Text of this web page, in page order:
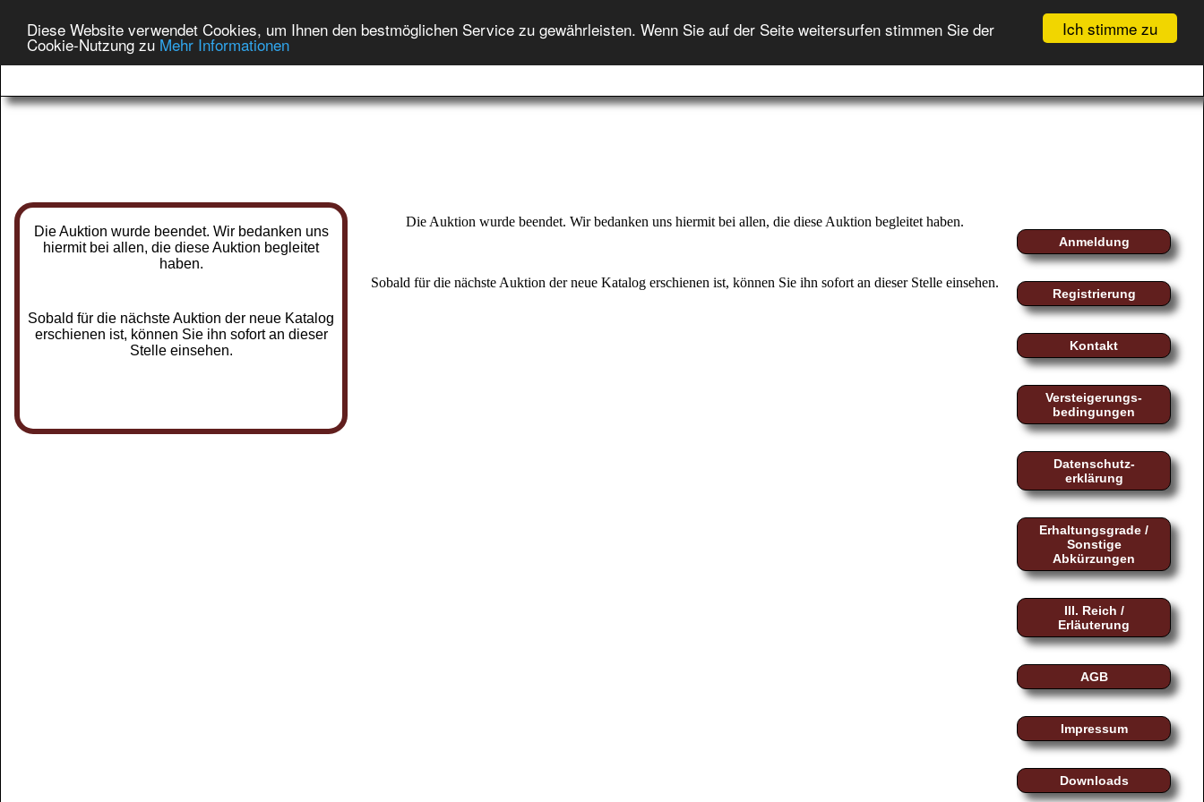
Ich stimme zu
Diese Website verwendet Cookies, um Ihnen den bestmöglichen Service zu gewährleisten. Wenn Sie auf der Seite weitersurfen stimmen Sie der
Cookie-Nutzung zu Mehr Informationen Startseite Auktion Auktionshilfe Onlineshop Info myMoeller
Registrierung
GEBOTSLISTE (
Die Auktion wurde beendet. Wir bedanken uns
hiermit bei allen, die diese Auktion begleitet
haben.
Sobald für die nächste Auktion der neue Katalog
erschienen ist, können Sie ihn sofort an dieser
Stelle einsehen.
Die Auktion wurde beendet. Wir bedanken uns hiermit bei allen, die diese Auktion begleitet haben.
Sobald für die nächste Auktion der neue Katalog erschienen ist, können Sie ihn sofort an dieser Stelle einsehen.
Anmeldung
Registrierung
Kontakt
Versteigerungs-
bedingungen
Datenschutz-
erklärung
Erhaltungsgrade /
Sonstige
Abkürzungen
III. Reich /
Erläuterung
AGB
Impressum
Downloads